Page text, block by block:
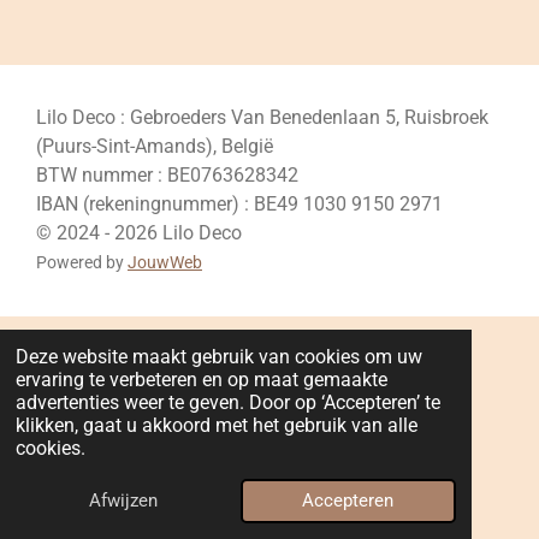
Deze website maakt gebruik van cookies om uw
ervaring te verbeteren en op maat gemaakte
advertenties weer te geven. Door op ‘Accepteren’ te
klikken, gaat u akkoord met het gebruik van alle
cookies.
Afwijzen Accepteren
Lilo Deco : Gebroeders Van Benedenlaan 5, Ruisbroek
(Puurs-Sint-Amands), België
BTW nummer : BE0763628342
IBAN (rekeningnummer) : BE49 1030 9150 2971
© 2024 - 2026 Lilo Deco
Powered byJouwWeb